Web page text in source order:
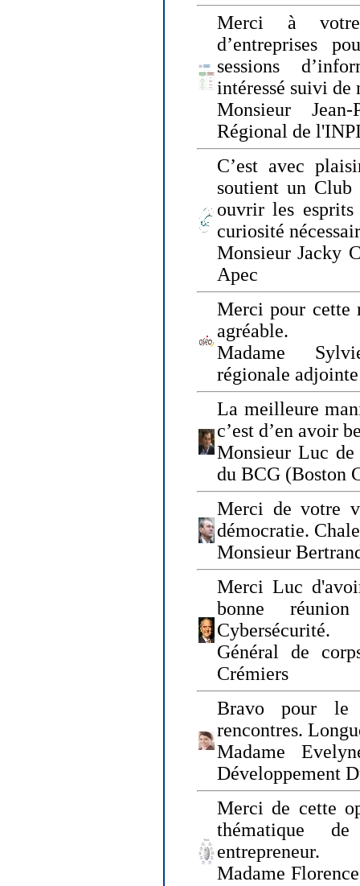
Merci à
d’entreprises
sessions
intéressé suivi de
Monsieur
Régional de
C’est avec
soutient un Club
ouvrir les
curiosité
Monsieur Jacky
Apec
Merci pour cette
agréable.
Madame
régionale
La meilleure
c’est d’en avoir
Monsieur Luc de
du BCG (Boston
Merci de votre
démocratie.
Monsieur
Merci Luc
bonne
Cybersécurité.
Général de
Crémiers
Bravo pour le
rencontres.
Madame
Développement
Merci de cette
thématique
entrepreneur.
Madame